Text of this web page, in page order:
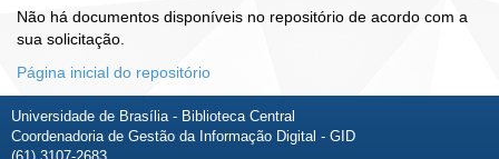
Não há documentos disponíveis no repositório de acordo com a
sua solicitação.
Página inicial do repositório
Universidade de Brasília - Biblioteca Central
Coordenadoria de Gestão da Informação Digital - GID
(61) 3107-2683